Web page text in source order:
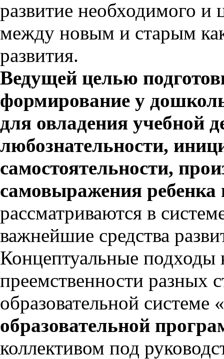
развитие необходимого и
между новым и старым
развития.
Ведущей целью
формирование у
для овладения учебной
любознательности,
самостоятельности,
самовыражения ребенка
рассматриваются в
важнейшие средства
Концептуальные
преемственности разных
образовательной
образовательной
коллективом под